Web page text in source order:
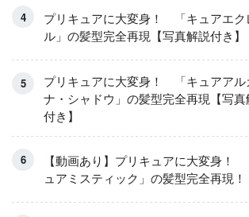
プリキュアに大変身！ 「キュアエク
ル」の髪型完全再現【写真解説付き】
プリキュアに大変身！ 「キュアアル
ナ・シャドウ」の髪型完全再現【写真
付き】
【動画あり】プリキュアに大変身！
ュアミスティック」の髪型完全再現！